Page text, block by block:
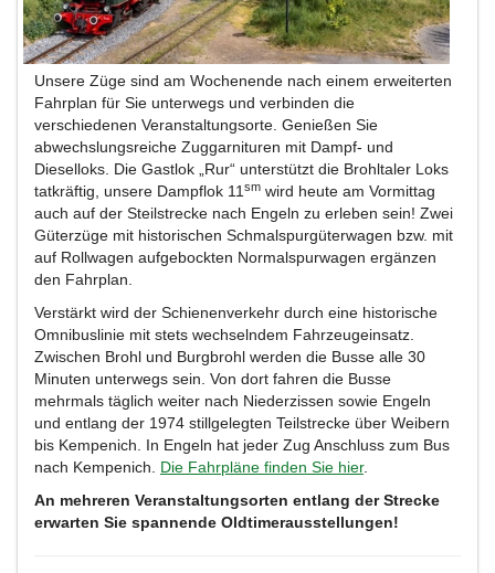
Unsere Züge sind am Wochenende nach einem erweiterten
Fahrplan für Sie unterwegs und verbinden die
verschiedenen Veranstaltungsorte. Genießen Sie
abwechslungsreiche Zuggarnituren mit Dampf- und
Dieselloks. Die Gastlok „Rur“ unterstützt die Brohltaler Loks
tatkräftig, unsere Dampflok 11 sm wird heute am Vormittag
auch auf der Steilstrecke nach Engeln zu erleben sein! Zwei
Güterzüge mit historischen Schmalspurgüterwagen bzw. mit
auf Rollwagen aufgebockten Normalspurwagen ergänzen
den Fahrplan.
Verstärkt wird der Schienenverkehr durch eine historische
Omnibuslinie mit stets wechselndem Fahrzeugeinsatz.
Zwischen Brohl und Burgbrohl werden die Busse alle 30
Minuten unterwegs sein. Von dort fahren die Busse
mehrmals täglich weiter nach Niederzissen sowie Engeln
und entlang der 1974 stillgelegten Teilstrecke über Weibern
bis Kempenich. In Engeln hat jeder Zug Anschluss zum Bus
nach Kempenich. Die Fahrpläne finden Sie hier.
An mehreren Veranstaltungsorten entlang der Strecke
erwarten Sie spannende Oldtimerausstellungen!